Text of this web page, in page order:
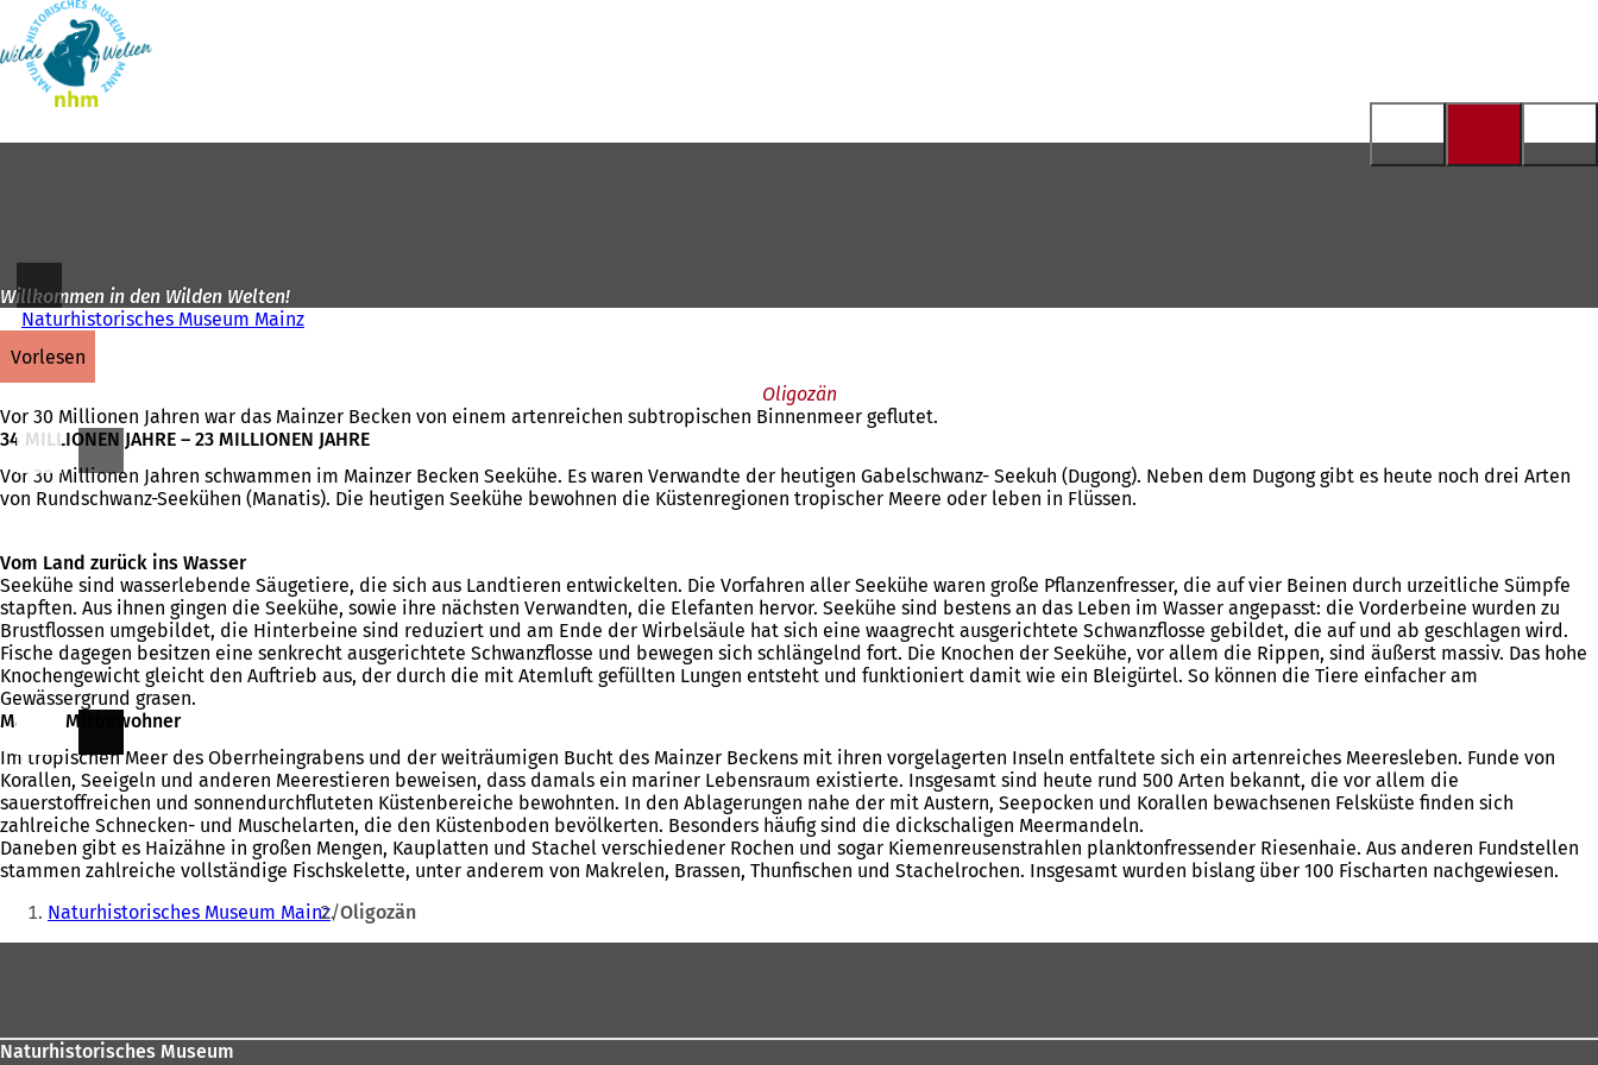
Inhalt anspringen
Startseite
Willkommen in den Wilden Welten!
Naturhistorisches Museum Mainz
vorlesen
Oligozän
Vor 30 Millionen Jahren war das Mainzer Becken von einem artenreichen subtropischen Binnenmeer geflutet.
34 MILLIONEN JAHRE – 23 MILLIONEN JAHRE
Vor 30 Millionen Jahren schwammen im Mainzer Becken Seekühe. Es waren Verwandte der heutigen Gabelschwanz- Seekuh (Dugong). Neben dem Dugong gibt es heute noch drei Arten
von Rundschwanz-Seekühen (Manatis). Die heutigen Seekühe bewohnen die Küstenregionen tropischer Meere oder leben in Flüssen.
Vom Land zurück ins Wasser
Seekühe sind wasserlebende Säugetiere, die sich aus Landtieren entwickelten. Die Vorfahren aller Seekühe waren große Pflanzenfresser, die auf vier Beinen durch urzeitliche Sümpfe
stapften. Aus ihnen gingen die Seekühe, sowie ihre nächsten Verwandten, die Elefanten hervor. Seekühe sind bestens an das Leben im Wasser angepasst: die Vorderbeine wurden zu
Brustflossen umgebildet, die Hinterbeine sind reduziert und am Ende der Wirbelsäule hat sich eine waagrecht ausgerichtete Schwanzflosse gebildet, die auf und ab geschlagen wird.
Fische dagegen besitzen eine senkrecht ausgerichtete Schwanzflosse und bewegen sich schlängelnd fort. Die Knochen der Seekühe, vor allem die Rippen, sind äußerst massiv. Das hohe
Knochengewicht gleicht den Auftrieb aus, der durch die mit Atemluft gefüllten Lungen entsteht und funktioniert damit wie ein Bleigürtel. So können die Tiere einfacher am
Gewässergrund grasen.
Marine Mitbewohner
Im tropischen Meer des Oberrheingrabens und der weiträumigen Bucht des Mainzer Beckens mit ihren vorgelagerten Inseln entfaltete sich ein artenreiches Meeresleben. Funde von
Korallen, Seeigeln und anderen Meerestieren beweisen, dass damals ein mariner Lebensraum existierte. Insgesamt sind heute rund 500 Arten bekannt, die vor allem die
sauerstoffreichen und sonnendurchfluteten Küstenbereiche bewohnten. In den Ablagerungen nahe der mit Austern, Seepocken und Korallen bewachsenen Felsküste finden sich
zahlreiche Schnecken- und Muschelarten, die den Küstenboden bevölkerten. Besonders häufig sind die dickschaligen Meermandeln.
Daneben gibt es Haizähne in großen Mengen, Kauplatten und Stachel verschiedener Rochen und sogar Kiemenreusenstrahlen planktonfressender Riesenhaie. Aus anderen Fundstellen
stammen zahlreiche vollständige Fischskelette, unter anderem von Makrelen, Brassen, Thunfischen und Stachelrochen. Insgesamt wurden bislang über 100 Fischarten nachgewiesen.
Sie
befinden
Naturhistorisches Museum Mainz Oligozän
Naturhistorisches Museum